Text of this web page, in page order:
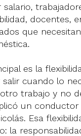
docentes,
que
es la
cuando lo
trabajo y no
un conductor
Esa
la